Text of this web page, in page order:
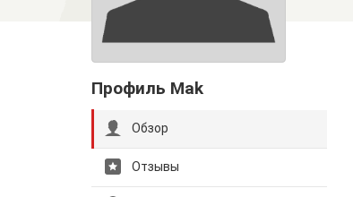
Профиль Mak
Обзор
Отзывы